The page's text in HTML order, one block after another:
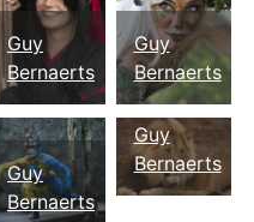
Guy
Bernaerts
Guy
Bernaerts
Guy
Bernaerts
Guy
Bernaerts